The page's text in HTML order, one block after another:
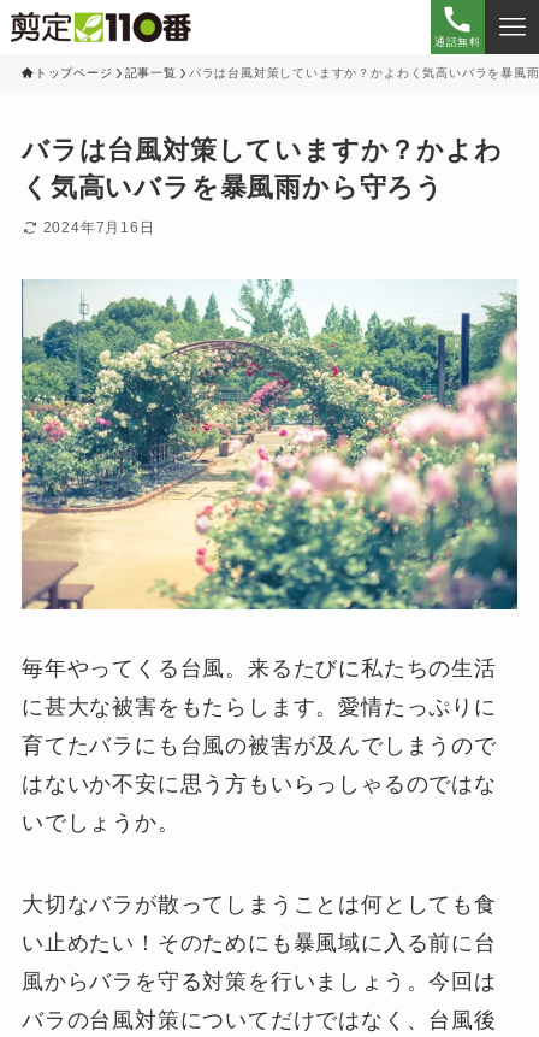
通話無料
トップページ 記事一覧 バラは台風対策していますか？かよわく気高いバラを暴風
バラは台風対策していますか？かよわ
く気高いバラを暴風雨から守ろう
2024年7月16日
毎年やってくる台風。来るたびに私たちの生活
に甚大な被害をもたらします。愛情たっぷりに
育てたバラにも台風の被害が及んでしまうので
はないか不安に思う方もいらっしゃるのではな
いでしょうか。
大切なバラが散ってしまうことは何としても食
い止めたい！そのためにも暴風域に入る前に台
風からバラを守る対策を行いましょう。今回は
バラの台風対策についてだけではなく、台風後